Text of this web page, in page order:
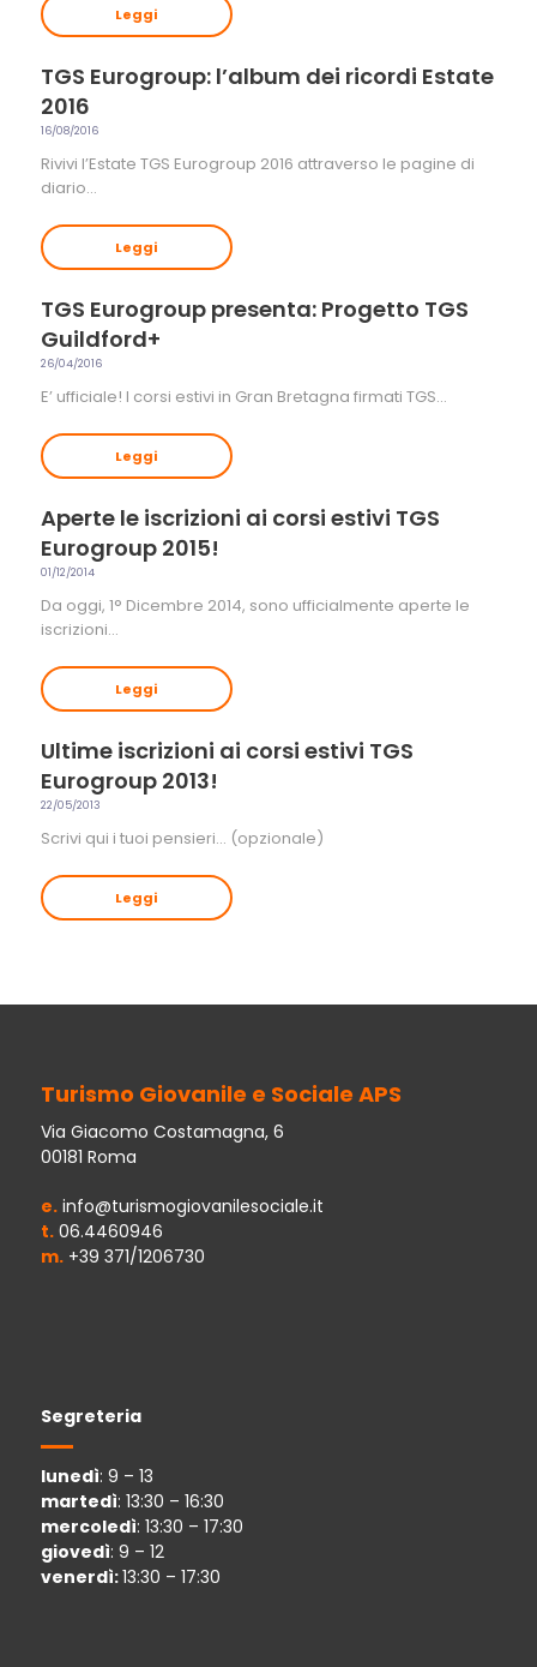
Leggi
TGS Eurogroup: l’album dei ricordi Estate
2016
16/08/2016
Rivivi l’Estate TGS Eurogroup 2016 attraverso le pagine di
diario…
Leggi
TGS Eurogroup presenta: Progetto TGS
Guildford+
26/04/2016
E’ ufficiale! I corsi estivi in Gran Bretagna firmati TGS…
Leggi
Aperte le iscrizioni ai corsi estivi TGS
Eurogroup 2015!
01/12/2014
Da oggi, 1° Dicembre 2014, sono ufficialmente aperte le
iscrizioni…
Leggi
Ultime iscrizioni ai corsi estivi TGS
Eurogroup 2013!
22/05/2013
Scrivi qui i tuoi pensieri… (opzionale)
Leggi
Turismo Giovanile e Sociale APS
Via Giacomo Costamagna, 6
00181 Roma
e.info@turismogiovanilesociale.it
t.06.4460946
m.+39 371/1206730
Segreteria
lunedì: 9 – 13
martedì: 13:30 – 16:30
mercoledì: 13:30 – 17:30
giovedì: 9 – 12
venerdì:13:30 – 17:30